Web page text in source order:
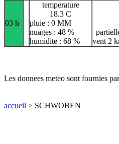
03 h
temperature
18.3 C
pluie : 0 MM
nuages : 48 %
humidite : 68 %
vent 2
Les donnees meteo sont fournies
accueil > SCHWOBEN